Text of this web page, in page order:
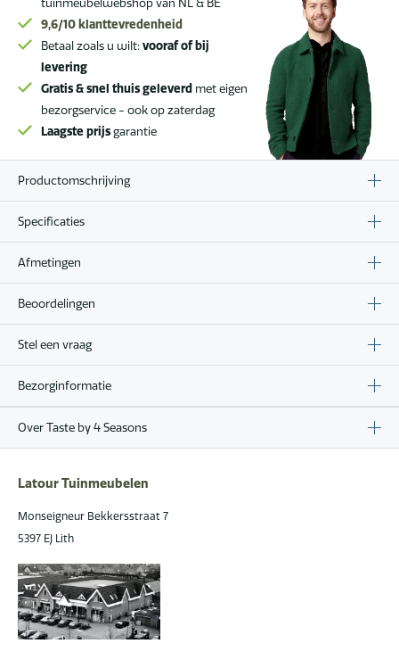
tuinmeubelwebshop van NL & BE
9,6/10 klanttevredenheid
Betaal zoals u wilt: vooraf of bij
levering
Gratis & snel thuis geleverd met eigen
bezorgservice - ook op zaterdag
Laagste prijsgarantie
Productomschrijving
Specificaties
Afmetingen
Beoordelingen
Stel een vraag
Bezorginformatie
Over Taste by 4 Seasons
Latour Tuinmeubelen
Monseigneur Bekkersstraat 7
5397 EJ Lith